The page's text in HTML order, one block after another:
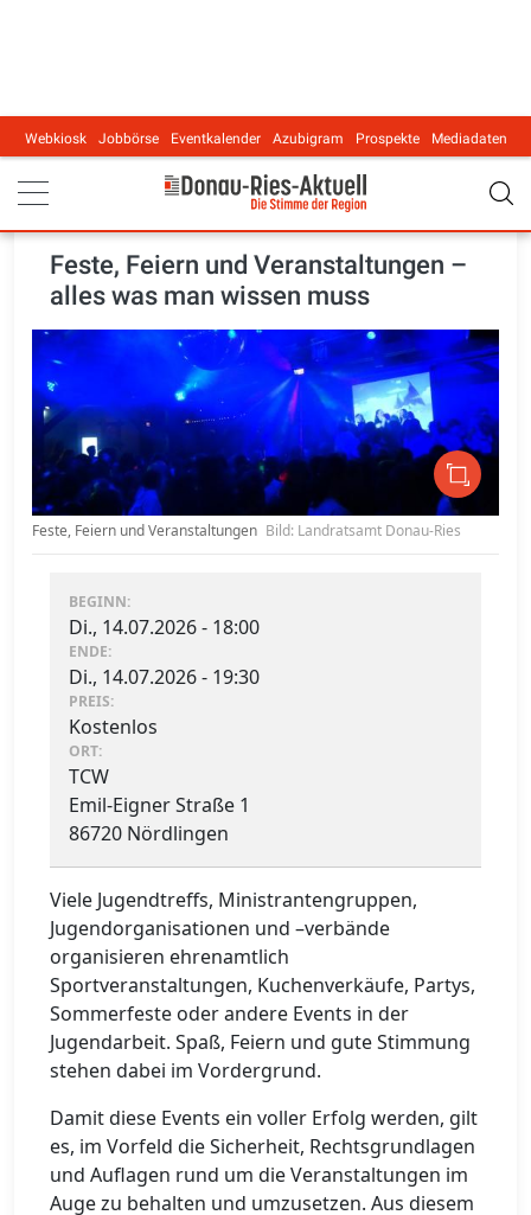
Main navigation
Webkiosk Jobbörse Eventkalender Azubigram Prospekte Mediadaten
Feste, Feiern und Veranstaltungen –
alles was man wissen muss
Feste, Feiern und Veranstaltungen Bild: Landratsamt Donau-Ries
BEGINN:
Di., 14.07.2026 - 18:00
ENDE:
Di., 14.07.2026 - 19:30
PREIS:
Kostenlos
ORT:
TCW
Emil-Eigner Straße 1
86720 Nördlingen
Viele Jugendtreffs, Ministrantengruppen,
Jugendorganisationen und –verbände
organisieren ehrenamtlich
Sportveranstaltungen, Kuchenverkäufe, Partys,
Sommerfeste oder andere Events in der
Jugendarbeit. Spaß, Feiern und gute Stimmung
stehen dabei im Vordergrund.
Damit diese Events ein voller Erfolg werden, gilt
es, im Vorfeld die Sicherheit, Rechtsgrundlagen
und Auflagen rund um die Veranstaltungen im
Auge zu behalten und umzusetzen. Aus diesem